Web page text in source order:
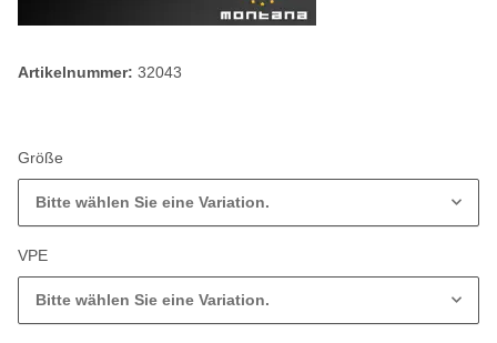
Artikelnummer: 32043
Größe
Bitte wählen Sie eine Variation.
VPE
Bitte wählen Sie eine Variation.